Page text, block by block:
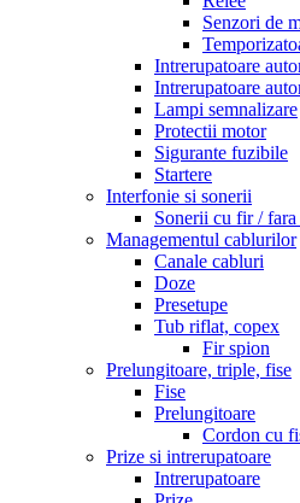
Senzori de
Intrerupatoare
Intrerupatoare
Lampi semnalizare
Protectii motor
Sigurante fuzibile
Startere
Interfonie si sonerii
Sonerii cu fir /
Managementul cablurilor
Canale cabluri
Doze
Presetupe
Tub riflat, copex
Fir spion
Prelungitoare, triple, fise
Fise
Prelungitoare
Cordon cu
Prize si intrerupatoare
Intrerupatoare